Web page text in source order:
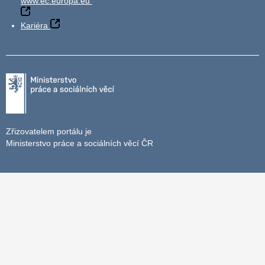
Kariéra
Zřizovatelem portálu je
Ministerstvo práce a sociálních věcí ČR